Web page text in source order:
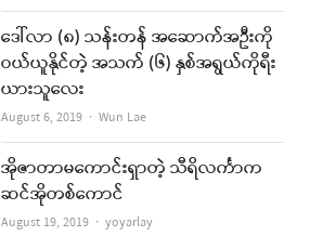
ဒေါ်လာ (၈) သန်းတန် အဆောက်အဦးကို
ဝယ်ယူနိုင်တဲ့ အသက် (၆) နှစ်အရွယ်ကိုရီး
ယားသူလေး
August 6, 2019 Author
Wun Lae
အိုဇာတာမကောင်းရှာတဲ့ သီရိလင်္ကာက
ဆင်အိုတစ်ကောင်
August 19, 2019 Author
yoyarlay